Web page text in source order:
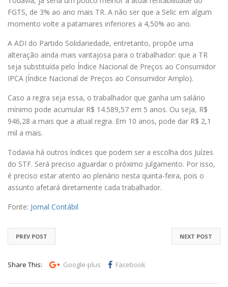
FGTS, de 3% ao ano mais TR. A não ser que a Selic em algum
momento volte a patamares inferiores a 4,50% ao ano.
A ADI do Partido Solidariedade, entretanto, propõe uma
alteração ainda mais vantajosa para o trabalhador: que a TR
seja substituída pelo Índice Nacional de Preços ao Consumidor
IPCA (Índice Nacional de Preços ao Consumidor Amplo).
Caso a regra seja essa, o trabalhador que ganha um salário
mínimo pode acumular R$ 14.589,57 em 5 anos. Ou seja, R$
946,28 a mais que a atual regra. Em 10 anos, pode dar R$ 2,1
mil a mais.
Todavia há outros índices que podem ser a escolha dos Juízes
do STF. Será preciso aguardar o próximo julgamento. Por isso,
é preciso estar atento ao plenário nesta quinta-feira, pois o
assunto afetará diretamente cada trabalhador.
Fonte: Jornal Contábil
NEXT POST
PREV POST
Share This: Google-plus Facebook